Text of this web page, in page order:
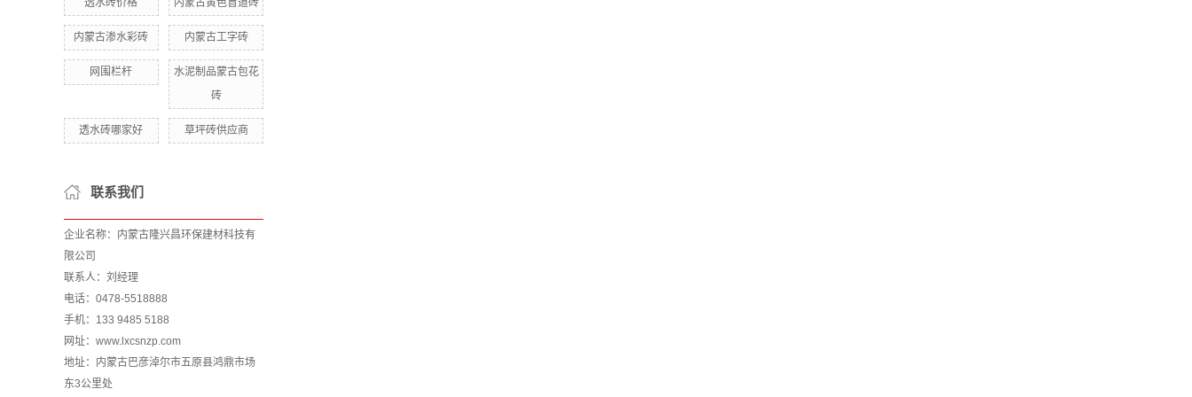
透水砖价格 内蒙古黄色盲道砖
内蒙古渗水彩砖 内蒙古工字砖
网围栏杆
水泥制品蒙古包花
砖
透水砖哪家好 草坪砖供应商
联系我们
企业名称：内蒙古隆兴昌环保建材科技有
限公司
联系人：刘经理
电话：0478-5518888
手机：133 9485 5188
网址：www.lxcsnzp.com
地址：内蒙古巴彦淖尔市五原县鸿鼎市场
东3公里处